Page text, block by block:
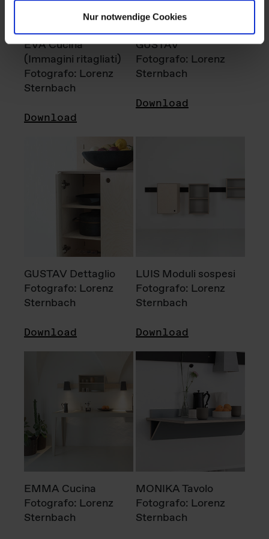
Nur notwendige Cookies
EVA Cucina
(Immagini ritagliati)
Fotografo: Lorenz
Sternbach
Download
GUSTAV
Fotografo: Lorenz
Sternbach
Download
GUSTAV Dettaglio
Fotografo: Lorenz
Sternbach
Download
LUIS Moduli sospesi
Fotografo: Lorenz
Sternbach
Download
EMMA Cucina
Fotografo: Lorenz
Sternbach
MONIKA Tavolo
Fotografo: Lorenz
Sternbach